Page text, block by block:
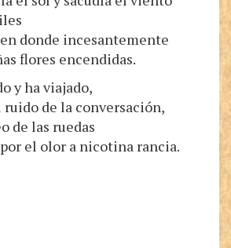
donde incesantemente
flores encendidas.
y ha viajado,
ruido de la conversación,
de las ruedas
el olor a nicotina rancia.